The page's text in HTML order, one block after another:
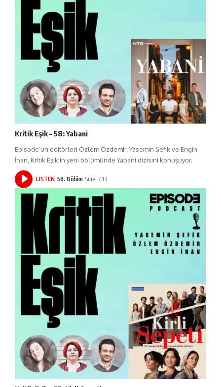
Kritik Eşik – 58: Yabani
Episode’un editörleri Özlem Özdemir, Yasemin Şefik ve Engin
İnan, Kritik Eşik'in yeni bölümünde Yabani dizisini konuşuyor.
LISTEN 58. Bölüm Süre: 7:13